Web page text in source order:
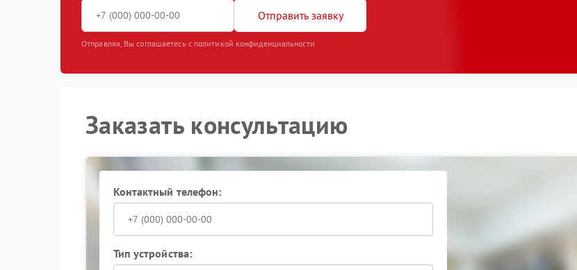
Отправить заявку
Отправляя, Вы соглашаетесь с политикой конфиденциальности
Заказать консультацию
Контактный телефон:
Тип устройства: